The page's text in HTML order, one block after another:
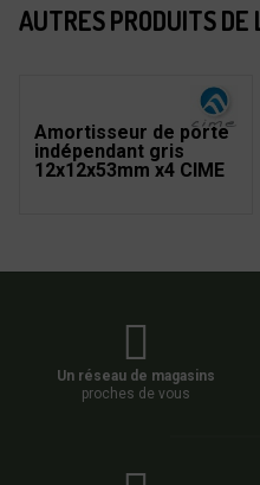
AUTRES PRODUITS DE
Amortisseur de porte
indépendant gris
12x12x53mm x4 CIME
Un réseau de magasins
proches de vous